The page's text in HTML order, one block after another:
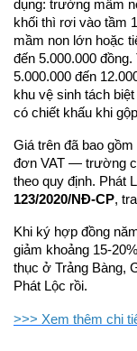
dụng: trường mầm
khối thì rơi vào tầm
mầm non lớn hoặc
đến 5.000.000
5.000.000 đến
khu vệ sinh tách
có chiết khấu khi
Giá trên đã bao
đơn VAT — trường
theo quy định. Phát
123/2020/NĐ-CP,
Khi ký hợp đồng
giảm khoảng 15-
thục ở Trảng Bàng,
Phát Lộc rồi.
>>> Xem thêm chi